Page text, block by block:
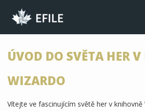
CONNECT
JOIN NOW
MEMBER LOGIN
MAIN MENU
NEWS
ÚVOD DO SVĚTA HER
WIZARDO
Vítejte ve fascinujícím světě her v